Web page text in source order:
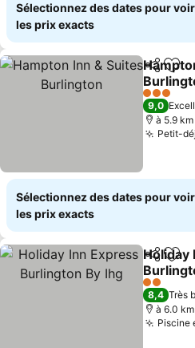
Sélectionnez des dates pour voir
les prix exacts
Partager
3 Étoiles
9,0
à 5.9
Petit-
Sélectionnez des dates pour voir
les prix exacts
Partager
Holiday
2 Étoiles
8,4 Très
à 6.0
Piscine